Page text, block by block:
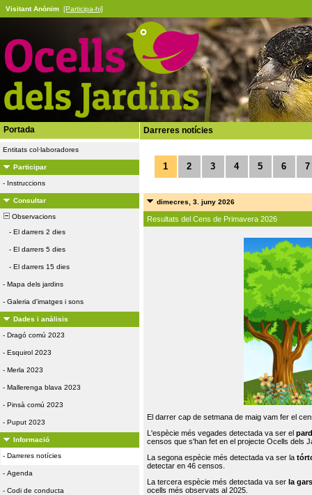
Visitant Anònim [Participa-hi]
Portada
Entitats col·laboradores
Participar
- Instruccions
Consultar
Observacions
- El darrers 2 dies
- El darrers 5 dies
- El darrers 15 dies
- Mapa dels jardins
- Galeria d'imatges i sons
Dades i anàlisis
- Dragó comú 2023
- Esquirol 2023
- Merla 2023
- Mallerenga blava 2023
- Pinsà comú 2023
- Puput 2023
Informació
- Darreres notícies
- Agenda
- Codi de conducta
Darreres notícies
1 2 3 4 5 6 7
dimecres, 3. juny 2026
Resultats del Cens de Primavera 2026
El darrer cap de setmana de maig vam fer el
L'espècie més vegades detectada va ser el
censos que s'han fet en el projecte Ocells dels
La segona espècie més detectada va ser la
detectar en 46 censos.
La tercera espècie més detectada va ser la
ocells més observats al 2025.